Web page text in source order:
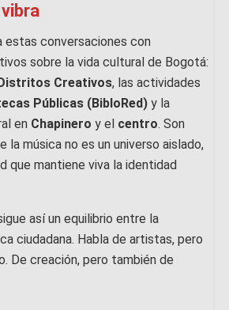
estas conversaciones con
sobre la vida cultural de Bogotá:
Creativos, las actividades
Públicas (BibloRed) y la
en Chapinero y el centro. Son
la música no es un universo aislado,
que mantiene viva la identidad
así un equilibrio entre la
ciudadana. Habla de artistas, pero
De creación, pero también de